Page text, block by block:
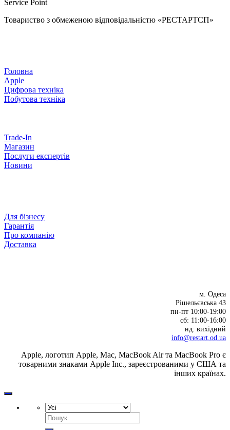
Service Point
Товариство з обмеженою відповідальністю «РЕСТАРТСП»
Головна
Apple
Цифрова техніка
Побутова техніка
Trade-In
Магазин
Послуги експертів
Новини
Для бізнесу
Гарантія
Про компанію
Доставка
м. Одеса
Рішельєвська 43
пн-пт 10:00-19:00
cб: 11:00-16:00
нд: вихідний
info@restart.od.ua
Apple, логотип Apple, Mac, MacBook Air та MacBook Pro є
товарними знаками Apple Inc., зареєстрованими у США та
інших країнах.
Шукати: